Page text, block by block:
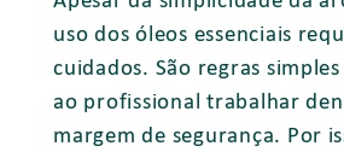
uso dos óleos essenciais
cuidados. São regras
ao profissional trabalhar
margem de segurança. Por